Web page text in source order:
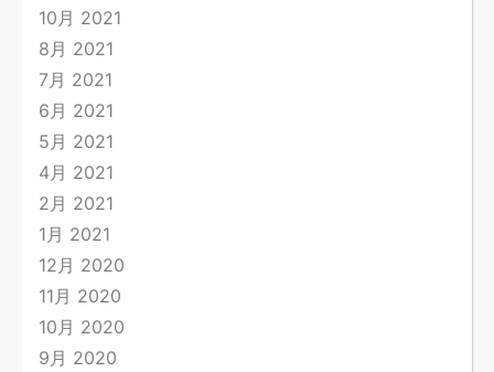
10月 2021
8月 2021
7月 2021
6月 2021
5月 2021
4月 2021
2月 2021
1月 2021
12月 2020
11月 2020
10月 2020
9月 2020